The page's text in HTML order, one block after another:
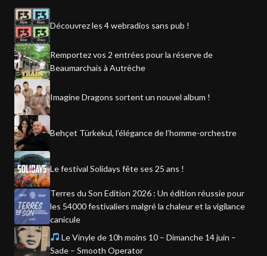
Découvrez les 4 webradios sans pub !
Remportez vos 2 entrées pour la réserve de
Beaumarchais à Autrèche
Imagine Dragons sortent un nouvel album !
Behçet Türkekul, l’élégance de l’homme-orchestre
Le festival Solidays fête ses 25 ans !
Terres du Son Edition 2026 : Un édition réussie pour
les 54000 festivaliers malgré la chaleur et la vigilance
canicule
Le Vinyle de 10h moins 10 – Dimanche 14 juin –
Sade – Smooth Operator